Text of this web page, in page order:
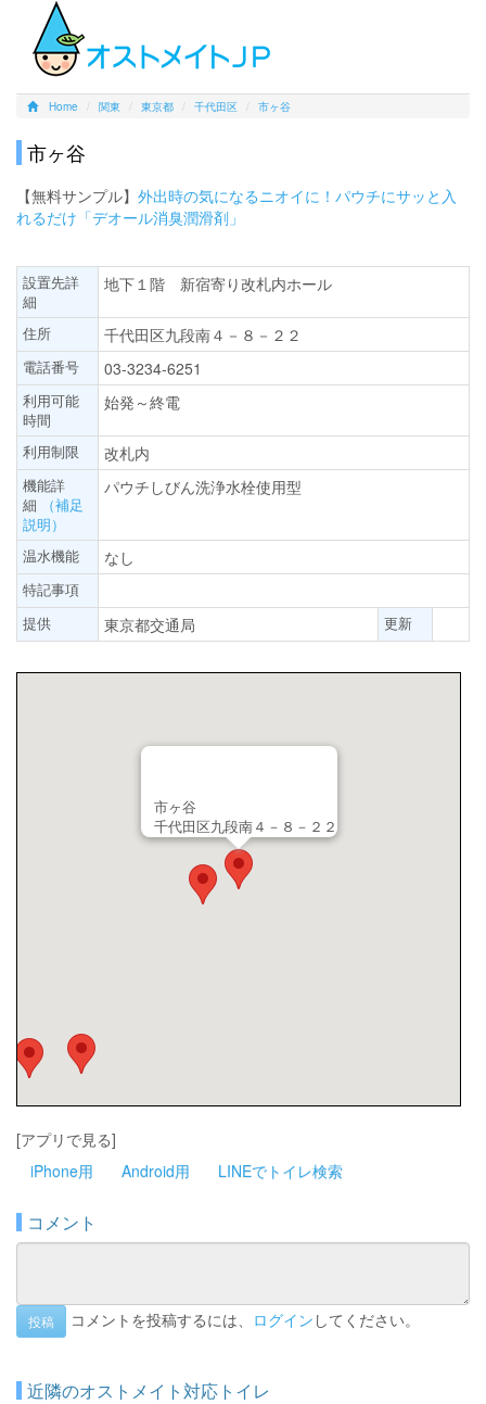
Home 関東 東京都 千代田区 市ヶ谷
市ヶ谷
【無料サンプル】 外出時の気になるニオイに！パウチにサッと入
れるだけ「デオール消臭潤滑剤」
設置先詳
細
地下１階 新宿寄り改札内ホール
住所 千代田区九段南４－８－２２
電話番号 03-3234-6251
利用可能
時間
始発～終電
利用制限 改札内
機能詳
細
（補足
説明）
パウチしびん洗浄水栓使用型
温水機能 なし
特記事項
提供
東京都交通局 更新
市ヶ谷
千代田区九段南４－８－２２
[アプリで見る]
iPhone用
Android用 LINEでトイレ検索
コメント
投稿 コメントを投稿するには、 ログイン してください。
近隣のオストメイト対応トイレ